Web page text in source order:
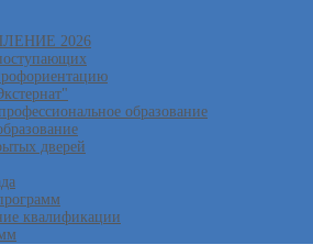
2026
образование
дверей
квалификации